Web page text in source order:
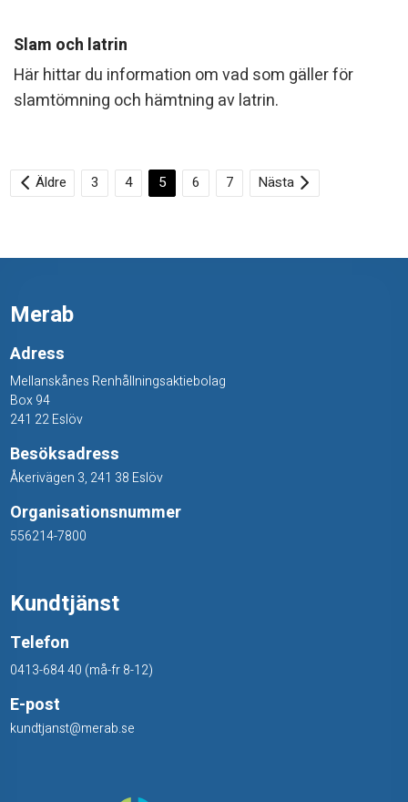
Slam och latrin
Här hittar du information om vad som gäller för
slamtömning och hämtning av latrin.
Äldre 3 4 5 6 7 Nästa
Merab
Adress
Mellanskånes Renhållningsaktiebolag
Box 94
241 22 Eslöv
Besöksadress
Åkerivägen 3, 241 38 Eslöv
Organisationsnummer
556214-7800
Kundtjänst
Telefon
0413-684 40 (må-fr 8-12)
E-post
kundtjanst@merab.se